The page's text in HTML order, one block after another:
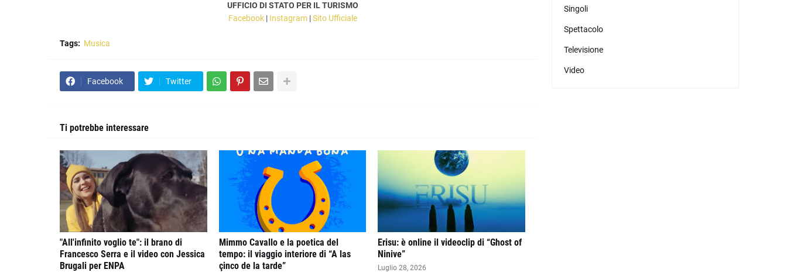
UFFICIO DI STATO PER IL TURISMO
Facebook| Instagram|Sito Ufficiale
Tags: Musica
Facebook Twitter
Ti potrebbe interessare
"All'infinito voglio te": il brano di
Francesco Serra e il video con Jessica
Brugali per ENPA
Mimmo Cavallo e la poetica del
tempo: il viaggio interiore di “A las
çinco de la tarde”
Erisu: è online il videoclip di “Ghost of
Ninive”
Luglio 28, 2026
Singoli
Spettacolo
Televisione
Video